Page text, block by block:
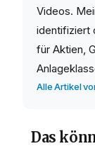
Videos.
identifiziert
für Aktien,
Alle Artikel
Das